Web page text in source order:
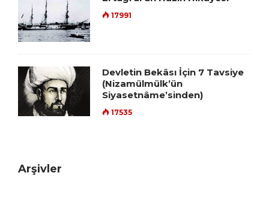
17991
Devletin Bekâsı İçin 7 Tavsiye
(Nizamülmülk’ün
Siyasetnâme’sinden)
17535
Arşivler